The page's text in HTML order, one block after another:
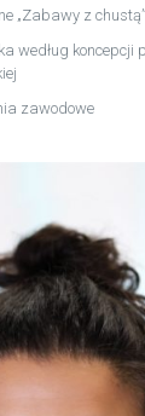
„Zabawy z
według koncepcji
zawodowe